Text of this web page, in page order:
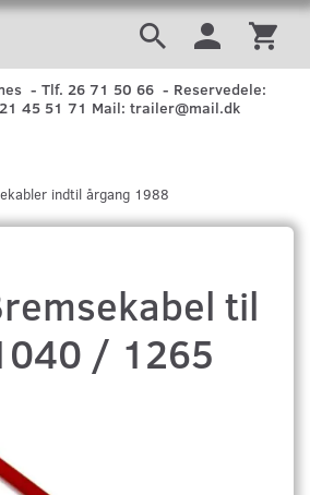
- Tlf. 26 71 50 66 - Reservedele:
45 51 71 Mail: trailer@mail.dk
indtil årgang 1988
til
/ 1265